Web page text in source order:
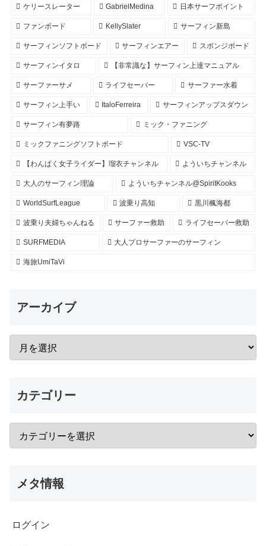
ケリースレーター GabrielMedina 日本サーフポイント
ファンボード KellySlater サーフィン新島
サーフィンソフトボード サーフィンエアー スポンジボード
サーフィンイタロ 【非常識な】サーフィン上達マニュアル
サーファーサメ ライフセーバー サーファー水着
サーフィン上手い ItaloFerreira サーフィンアップスダウン
サーフィン有夢路 ミック・ファニング
ミックファニングソフトボード VSC-TV
【わんぱく女子ライダー】瑠衣チャンネル よういちチャンネル
大人のサーフィン理論 よういちチャンネル@SpiritKooks
WorldSurfLeague 波乗り高知 黒川楓海都
波乗り夫婦ちゃんねる サーファー救助 ライフセーバー救助
SURFMEDIA 大人プロサーファーのサーフィン
海旅UmiTaVi
アーカイブ
カテゴリー
メタ情報
ログイン